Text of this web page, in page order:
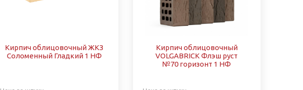
Кирпич облицовочный ЖКЗ
Соломенный Гладкий 1 НФ
Кирпич облицовочный
VOLGABRICK Флэш руст
№70 горизонт 1 НФ